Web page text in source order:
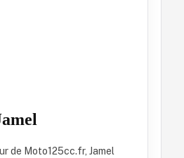
de Moto125cc.fr, Jamel